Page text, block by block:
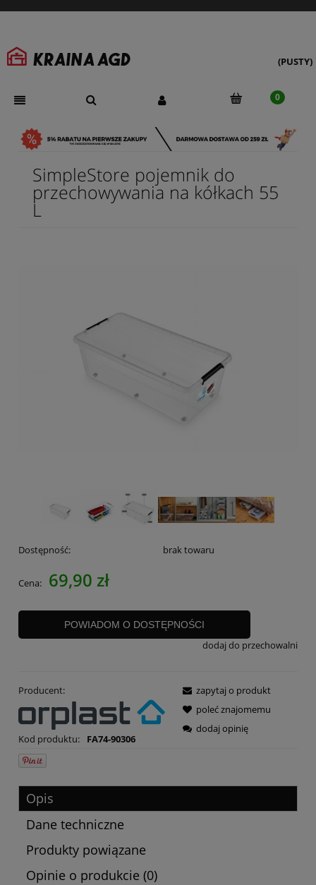
(PUSTY)
SimpleStore pojemnik do
przechowywania na kółkach 55
L
Dostępność: brak towaru
Cena: 69,90 zł
POWIADOM O DOSTĘPNOŚCI
dodaj do przechowalni
Producent:
Kod produktu: FA74-90306
zapytaj o produkt
poleć znajomemu
dodaj opinię
Opis
Dane techniczne
Produkty powiązane
Opinie o produkcie (0)